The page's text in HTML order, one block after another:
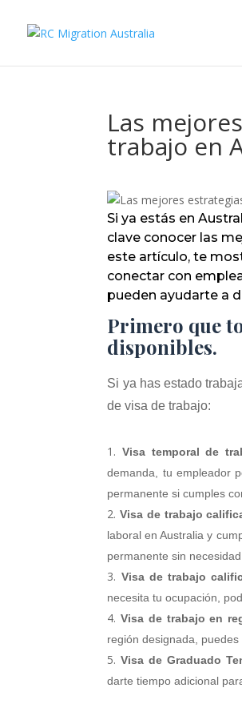
Las
trabajo en
Si ya estás en
clave conocer las
este artículo, te
conectar con
pueden ayudarte a
Primero que
disponibles.
Si ya has estado
de visa de trabajo:
Visa temporal de
demanda, tu empleador
permanente si cumples
Visa de trabajo
laboral en Australia y
permanente sin
Visa de trabajo
necesita tu ocupación,
Visa de trabajo en
región designada,
Visa de Graduado
darte tiempo adicional